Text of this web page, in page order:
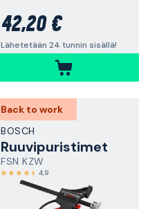
42,20 €
Lähetetään 24 tunnin sisällä!
Back to work
BOSCH
Ruuvipuristimet
FSN KZW
4,9